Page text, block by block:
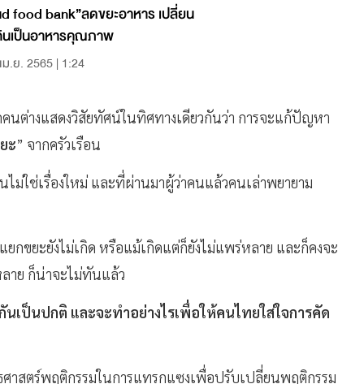
food bank”ลดขยะอาหาร เปลี่ยน
นเป็นอาหารคุณภาพ
ม.ย. 2565 | 1:24
นต่างแสดงวิสัยทัศน์ในทิศทางเดียวกันว่า การจะแก้ปัญหา
ะ” จากครัวเรือน
ไม่ใช่เรื่องใหม่ และที่ผ่านมาผู้ว่าคนแล้วคนเล่าพยายาม
กขยะยังไม่เกิด หรือแม้เกิดแต่ก็ยังไม่แพร่หลาย และก็คงจะ
าย ก็น่าจะไม่ทันแล้ว
เป็นปกติ และจะทำอย่างไรเพื่อให้คนไทยใส่ใจการคัด
าสตร์พฤติกรรมในการแทรกแซงเพื่อปรับเปลี่ยนพฤติกรรม